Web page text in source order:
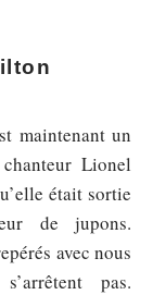
maintenant un
Lionel
était sortie
de jupons.
avec nous
pas.